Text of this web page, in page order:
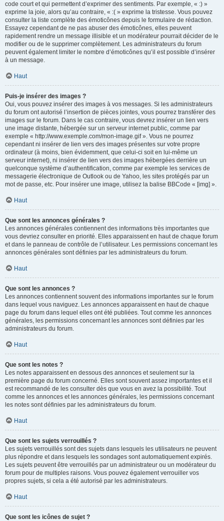
code court et qui permettent d’exprimer des sentiments. Par exemple, « :) »
exprime la joie, alors qu’au contraire, « :( » exprime la tristesse. Vous pouvez
consulter la liste complète des émoticônes depuis le formulaire de rédaction.
Essayez cependant de ne pas abuser des émoticônes, elles peuvent
rapidement rendre un message illisible et un modérateur pourrait décider de le
modifier ou de le supprimer complètement. Les administrateurs du forum
peuvent également limiter le nombre d’émoticônes qu’il est possible d’insérer
à un message.
Haut
Puis-je insérer des images ?
Oui, vous pouvez insérer des images à vos messages. Si les administrateurs
du forum ont autorisé l’insertion de pièces jointes, vous pourrez transférer des
images sur le forum. Dans le cas contraire, vous devrez insérer un lien vers
une image distante, hébergée sur un serveur internet public, comme par
exemple « http://www.exemple.com/mon-image.gif ». Vous ne pourrez
cependant ni insérer de lien vers des images présentes sur votre propre
ordinateur (à moins, bien évidemment, que celui-ci soit en lui-même un
serveur internet), ni insérer de lien vers des images hébergées derrière un
quelconque système d’authentification, comme par exemple les services de
messagerie électronique de Outlook ou de Yahoo, les sites protégés par un
mot de passe, etc. Pour insérer une image, utilisez la balise BBCode « [img] ».
Haut
Que sont les annonces générales ?
Les annonces générales contiennent des informations très importantes que
vous devriez consulter en priorité. Elles apparaissent en haut de chaque forum
et dans le panneau de contrôle de l’utilisateur. Les permissions concernant les
annonces générales sont définies par les administrateurs du forum.
Haut
Que sont les annonces ?
Les annonces contiennent souvent des informations importantes sur le forum
dans lequel vous naviguez. Les annonces apparaissent en haut de chaque
page du forum dans lequel elles ont été publiées. Tout comme les annonces
générales, les permissions concernant les annonces sont définies par les
administrateurs du forum.
Haut
Que sont les notes ?
Les notes apparaissent en dessous des annonces et seulement sur la
première page du forum concerné. Elles sont souvent assez importantes et il
est recommandé de les consulter dès que vous en avez la possibilité. Tout
comme les annonces et les annonces générales, les permissions concernant
les notes sont définies par les administrateurs du forum.
Haut
Que sont les sujets verrouillés ?
Les sujets verrouillés sont des sujets dans lesquels les utilisateurs ne peuvent
plus répondre et dans lesquels les sondages sont automatiquement expirés.
Les sujets peuvent être verrouillés par un administrateur ou un modérateur du
forum pour de multiples raisons. Vous pouvez également verrouiller vos
propres sujets, si cela a été autorisé par les administrateurs.
Haut
Que sont les icônes de sujet ?